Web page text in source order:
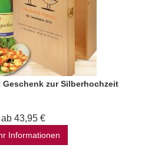
Geschenk zur Silberhochzeit
ab 43,95 €
Informationen